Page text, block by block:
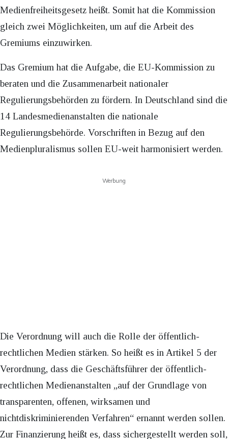
Medienfreiheitsgesetz heißt. Somit hat die Kommission
gleich zwei Möglichkeiten, um auf die Arbeit des
Gremiums einzuwirken.
Das Gremium hat die Aufgabe, die EU-Kommission zu
beraten und die Zusammenarbeit nationaler
Regulierungsbehörden zu fördern. In Deutschland sind die
14 Landesmedienanstalten die nationale
Regulierungsbehörde. Vorschriften in Bezug auf den
Medienpluralismus sollen EU-weit harmonisiert werden.
Werbung
Die Verordnung will auch die Rolle der öffentlich-
rechtlichen Medien stärken. So heißt es in Artikel 5 der
Verordnung, dass die Geschäftsführer der öffentlich-
rechtlichen Medienanstalten „auf der Grundlage von
transparenten, offenen, wirksamen und
nichtdiskriminierenden Verfahren“ ernannt werden sollen.
Zur Finanzierung heißt es, dass sichergestellt werden soll,